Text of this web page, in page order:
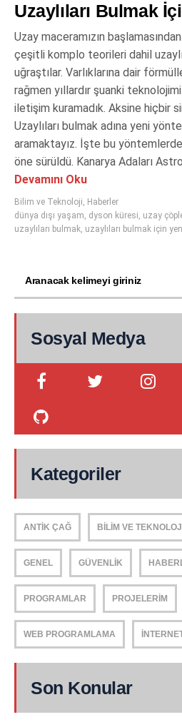
Uzaylıları Bulmak
Uzay maceramızın
çeşitli komplo teorileri dahil
uğraştılar. Varlıklarına dair
rağmen yıllardır şuanki
iletişim kuramadık. Aksine hiçbir
Uzaylıları bulmak adına yeni
aramaktayız. İşte bu
öne sürüldü. Kanarya Adaları
Devamını Oku
Bilim ve Teknoloji, Haberler
dünya dışı yaşam, dyson küresi, uzay
uzaylıları bulmak, uzaylıları bulmak için
Sosyal Medya
Kategoriler
ANTIK ÇAĞ BILIM VE TEKNOLOJI
GENEL GÜVENLIK
PROGRAMLAR PROJELERIM
WEB PROGRAMLAMA
Son Konular